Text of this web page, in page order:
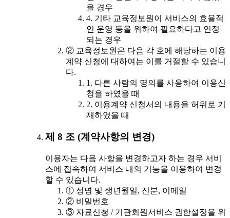
을 경우
4. 기타 교육정보원이 서비스의 효율적
인 운영 등을 위하여 필요하다고 인정
되는 경우
② 교육정보원은 다음 각 호에 해당하는 이용
계약 신청에 대하여는 이를 거절할 수 있습니
다.
1. 다른 사람의 명의를 사용하여 이용신
청을 하였을 때
2. 이용계약 신청서의 내용을 허위로 기
재하였을 때
제 8 조 (계약사항의 변경)
이용자는 다음 사항을 변경하고자 하는 경우 서비
스에 접속하여 서비스 내의 기능을 이용하여 변경
할 수 있습니다.
① 성명 및 생년월일, 신분, 이메일
② 비밀번호
③ 자료신청 / 기관회원서비스 권한설정을 위